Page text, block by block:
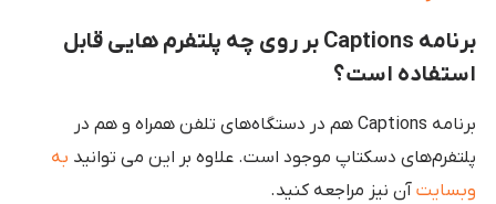
برنامه Captions بر روی چه پلتفرم هایی قابل
استفاده است؟
برنامه Captions هم در دستگاه‌های تلفن همراه و هم در
پلتفرم‌های دسکتاپ موجود است. علاوه بر این می توانید به
وبسایتآن نیز مراجعه کنید.